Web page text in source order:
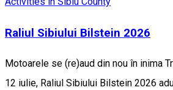
Raliul Sibiului Bilstein 2026
Motoarele se (re)aud din nou în inima
12 iulie, Raliul Sibiului Bilstein 2026